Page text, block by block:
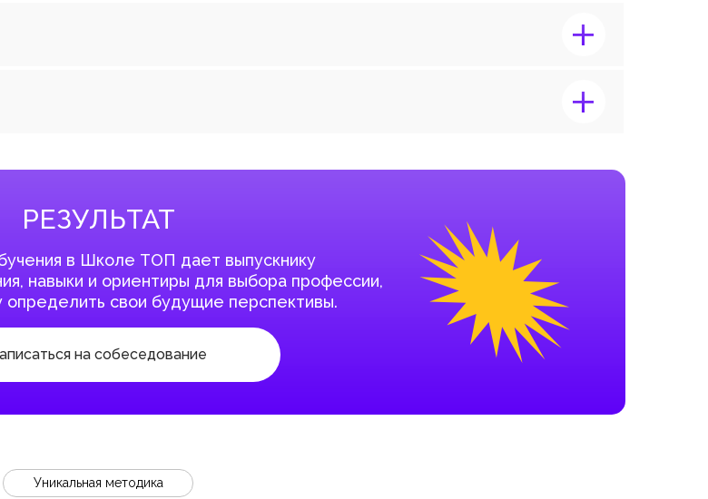
+
+
РЕЗУЛЬТАТ
в Школе ТОП дает выпускнику
навыки и ориентиры для выбора профессии,
определить свои будущие перспективы.
на собеседование
Уникальная методика